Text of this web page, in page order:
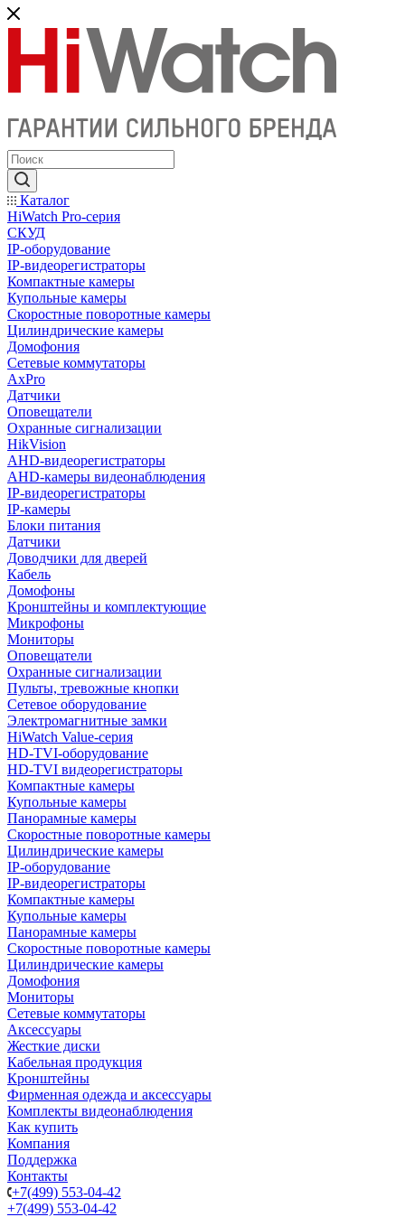
Каталог
HiWatch Pro-серия
CКУД
IP-оборудование
IP-видеорегистраторы
Компактные камеры
Купольные камеры
Скоростные поворотные камеры
Цилиндрические камеры
Домофония
Сетевые коммутаторы
AxPro
Датчики
Оповещатели
Охранные сигнализации
HikVision
AHD-видеорегистраторы
AHD-камеры видеонаблюдения
IP-видеорегистраторы
IP-камеры
Блоки питания
Датчики
Доводчики для дверей
Кабель
Домофоны
Кронштейны и комплектующие
Микрофоны
Мониторы
Оповещатели
Охранные сигнализации
Пульты, тревожные кнопки
Сетевое оборудование
Электромагнитные замки
HiWatch Value-серия
HD-TVI-оборудование
HD-TVI видеорегистраторы
Компактные камеры
Купольные камеры
Панорамные камеры
Скоростные поворотные камеры
Цилиндрические камеры
IP-оборудование
IP-видеорегистраторы
Компактные камеры
Купольные камеры
Панорамные камеры
Скоростные поворотные камеры
Цилиндрические камеры
Домофония
Мониторы
Сетевые коммутаторы
Аксессуары
Жесткие диски
Кабельная продукция
Кронштейны
Фирменная одежда и аксессуары
Комплекты видеонаблюдения
Как купить
Компания
Поддержка
Контакты
+7(499) 553-04-42
+7(499) 553-04-42